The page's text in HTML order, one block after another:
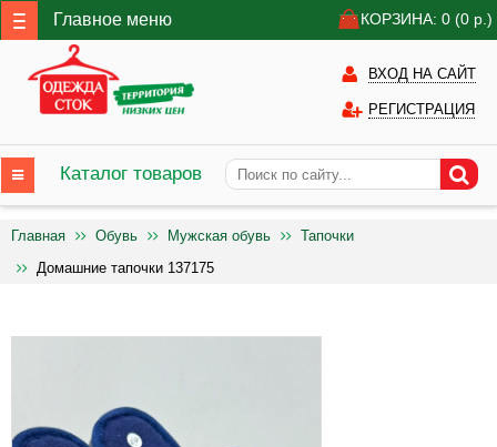
Главное меню КОРЗИНА: 0 (0 р.)
ВХОД НА САЙТ
РЕГИСТРАЦИЯ
Каталог товаров
Главная Обувь Мужская обувь
Тапочки
Домашние тапочки 137175